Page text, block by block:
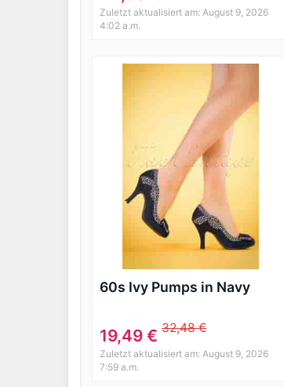
Rockabilly
Zuletzt aktualisiert am: August 9, 2026
4:02 a.m.
60s Ivy Pumps in Navy
19,49 € 32,48 €
Zuletzt aktualisiert am: August 9, 2026
7:59 a.m.